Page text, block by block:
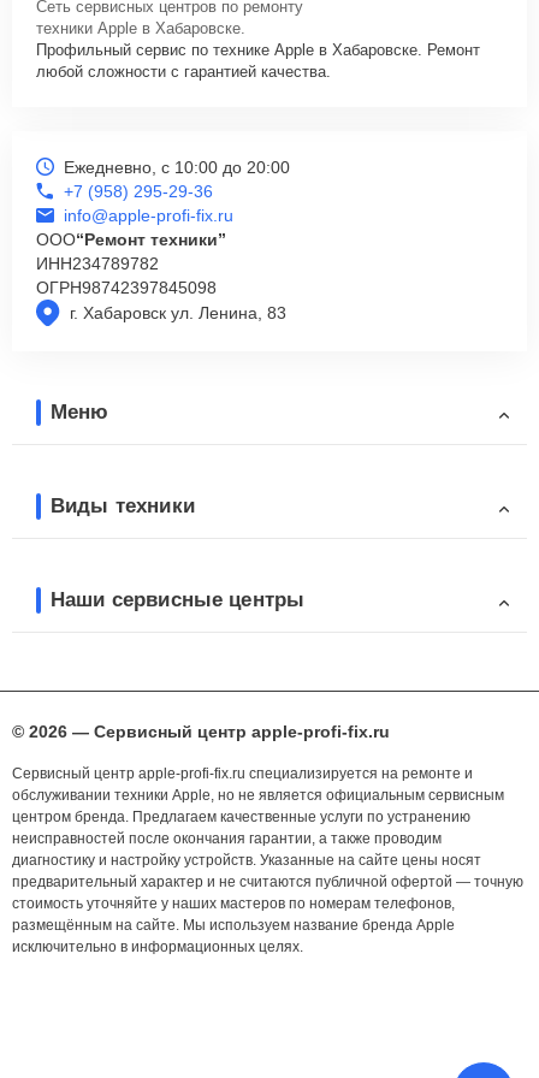
Сеть сервисных центров по ремонту
техники Apple в Хабаровске.
Профильный сервис по технике Apple в Хабаровске. Ремонт
любой сложности с гарантией качества.
г. Хабаровск ул. Ленина, 83
Ежедневно, с 10:00 до 20:00
+7 (958) 295-29-36
info@apple-profi-fix.ru
ООО“Ремонт техники”
ИНН234789782
ОГРН98742397845098
Меню
Виды техники
Наши сервисные центры
© 2026 — Сервисный центр apple-profi-fix.ru
Сервисный центр apple-profi-fix.ru специализируется на ремонте и
обслуживании техники Apple, но не является официальным сервисным
центром бренда. Предлагаем качественные услуги по устранению
неисправностей после окончания гарантии, а также проводим
диагностику и настройку устройств. Указанные на сайте цены носят
предварительный характер и не считаются публичной офертой — точную
стоимость уточняйте у наших мастеров по номерам телефонов,
размещённым на сайте. Мы используем название бренда Apple
исключительно в информационных целях.